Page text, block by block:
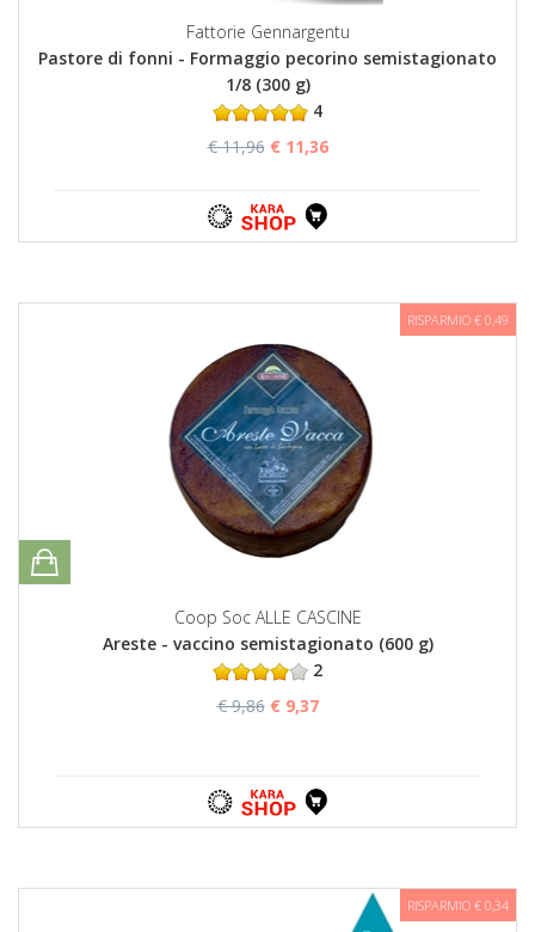
Fattorie Gennargentu
Pastore di fonni - Formaggio pecorino semistagionato
1/8 (300 g)
4
€ 11,96 € 11,36
RISPARMIO € 0,49
Coop Soc ALLE CASCINE
Areste - vaccino semistagionato (600 g)
2
€ 9,86 € 9,37
RISPARMIO € 0,34